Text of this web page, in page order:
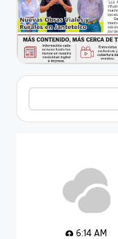
Buscar
6:14 AM